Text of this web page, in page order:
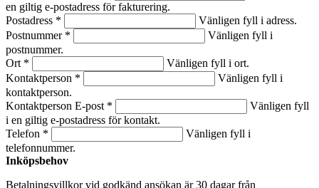
en giltig e-postadress för fakturering.
Postadress *
Vänligen fyll i adress.
Postnummer *
Vänligen fyll i
postnummer.
Ort *
Vänligen fyll i ort.
Kontaktperson *
Vänligen fyll i
kontaktperson.
Kontaktperson E-post *
Vänligen fyll
i en giltig e-postadress för kontakt.
Telefon *
Vänligen fyll i
telefonnummer.
Inköpsbehov
Betalningsvillkor vid godkänd ansökan är 30 dagar från